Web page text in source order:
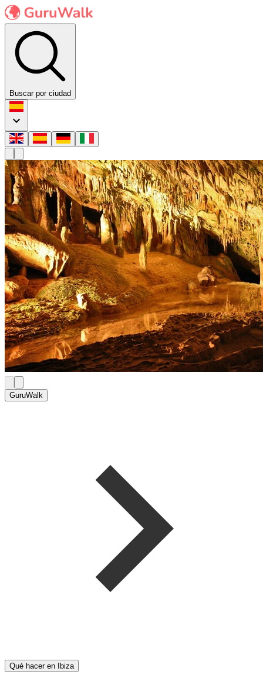
Buscar por ciudad
GuruWalk
Qué hacer en Ibiza